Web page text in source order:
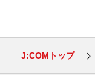
J:COMトップ